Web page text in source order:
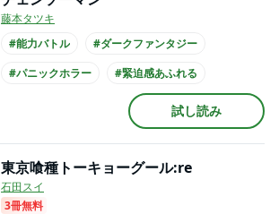
藤本タツキ
#能力バトル
#ダークファンタジー
#パニックホラー
#緊迫感あふれる
#バイオレンス
#バトル
試し読み
東京喰種トーキョーグール:re
石田スイ
3冊無料